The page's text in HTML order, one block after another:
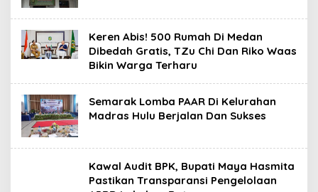
Keren Abis! 500 Rumah Di Medan
Dibedah Gratis, TZu Chi Dan Riko Waas
Bikin Warga Terharu
Semarak Lomba PAAR Di Kelurahan
Madras Hulu Berjalan Dan Sukses
Kawal Audit BPK, Bupati Maya Hasmita
Pastikan Transparansi Pengelolaan